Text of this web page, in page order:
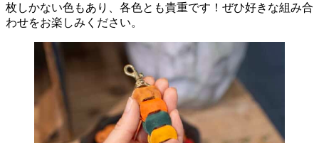
枚しかない色もあり、各色とも貴重です！ぜひ好きな組み合
わせをお楽しみください。